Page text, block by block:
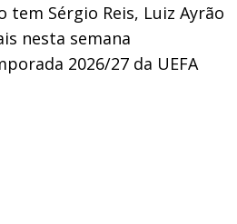
tem Sérgio Reis, Luiz Ayrão
nesta semana
2026/27 da UEFA